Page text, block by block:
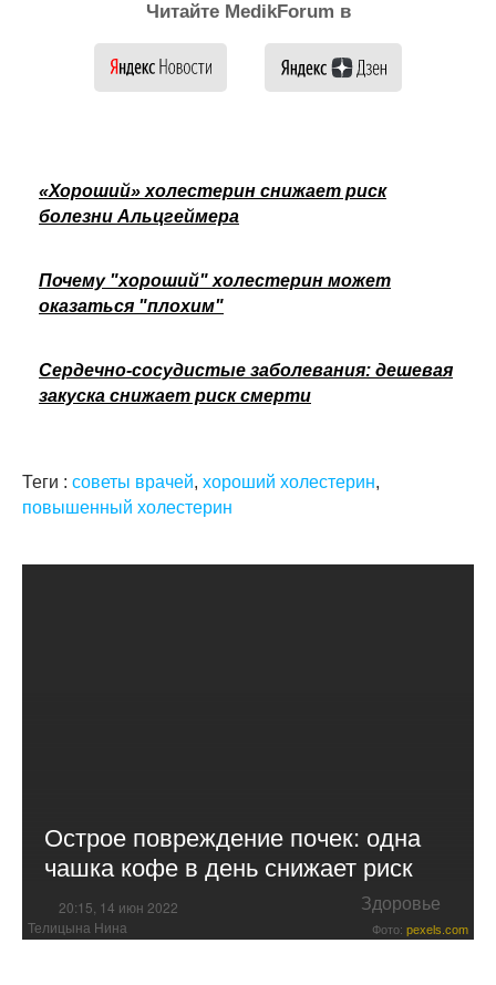
Читайте MedikForum в
«Хороший» холестерин снижает риск
болезни Альцгеймера
Почему "хороший" холестерин может
оказаться "плохим"
Сердечно-сосудистые заболевания: дешевая
закуска снижает риск смерти
Теги : советы врачей, хороший холестерин,
повышенный холестерин
Острое повреждение почек: одна
чашка кофе в день снижает риск
20:15, 14 июн 2022 Здоровье
Телицына Нина Фото: pexels.com